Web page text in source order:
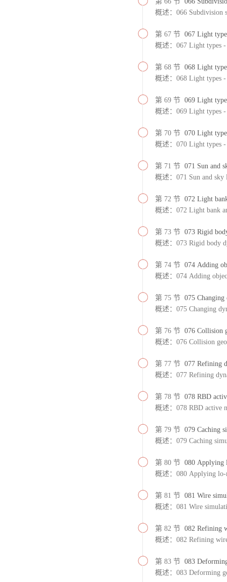
概述：066 Subdivision
第 67 节 067 Light
概述：067 Light types -
第 68 节 068 Light
概述：068 Light types -
第 69 节 069 Light
概述：069 Light types -
第 70 节 070 Light
概述：070 Light types
第 71 节 071 Sun and
概述：071 Sun and sky
第 72 节 072 Light
概述：072 Light bank
第 73 节 073 Rigid
概述：073 Rigid body
第 74 节 074 Adding
概述：074 Adding
第 75 节 075 Changing
概述：075 Changing
第 76 节 076 Collision
概述：076 Collision
第 77 节 077 Refining
概述：077 Refining
第 78 节 078 RBD
概述：078 RBD active
第 79 节 079 Caching
概述：079 Caching
第 80 节 080 Applying
概述：080 Applying lo-
第 81 节 081 Wire
概述：081 Wire
第 82 节 082 Refining
概述：082 Refining
第 83 节 083
概述：083 Deforming